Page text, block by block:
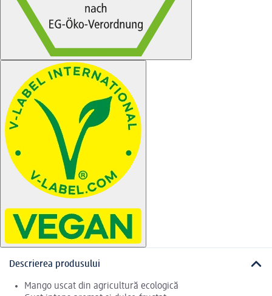
Descrierea produsului
Mango uscat din agricultură ecologică